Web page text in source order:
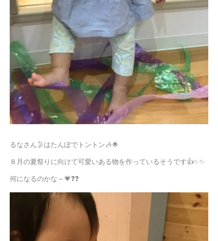
るなさん🌛はたんぽでトントン🎶🌟
８月の夏祭りに向けて可愛いある物を作っているそうです👍✨✨
何になるのかな～💗❓❓